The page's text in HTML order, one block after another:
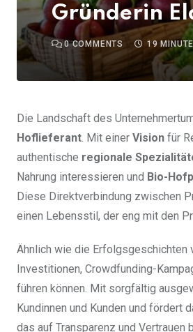
Gründerin
0COMMENTS 19
Die Landschaft des
Hoflieferant. Mit einer Vision für
authentische regionale
Nahrung interessieren und Bio-
Diese Direktverbindung zwischen
einen Lebensstil, der eng mit den
Ähnlich wie die Erfolgsgeschichten
Investitionen, Crowdfunding-
führen können. Mit sorgfältig
Kundinnen und Kunden und fördert
das auf Transparenz und